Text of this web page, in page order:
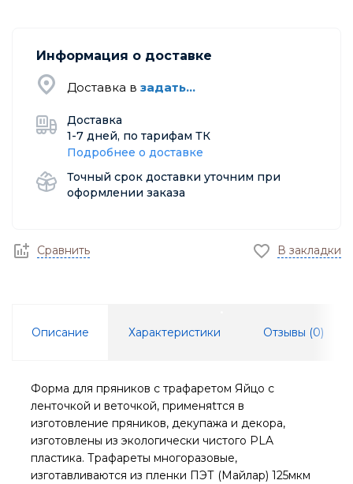
Информация о доставке
Доставка в задать...
Доставка
1-7 дней, по тарифам ТК
Подробнее о доставке
Точный срок доставки уточним при
оформлении заказа
Сравнить В закладки
Описание Характеристики Отзывы (0)
Форма для пряников с трафаретом Яйцо с
ленточкой и веточкой, применяtтся в
изготовление пряников, декупажа и декора,
изготовлены из экологически чистого PLA
пластика. Трафареты многоразовые,
изготавливаются из пленки ПЭТ (Майлар) 125мкм